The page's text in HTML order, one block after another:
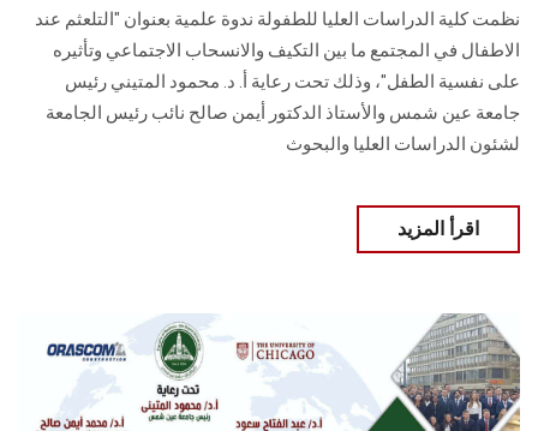
نظمت كلية الدراسات العليا للطفولة ندوة علمية بعنوان "التلعثم عند
الاطفال في المجتمع ما بين التكيف والانسحاب الاجتماعي وتأثيره
على نفسية الطفل"، وذلك تحت رعاية أ. د. محمود المتيني رئيس
جامعة عين شمس والأستاذ الدكتور أيمن صالح نائب رئيس الجامعة
لشئون الدراسات العليا والبحوث
اقرأ المزيد